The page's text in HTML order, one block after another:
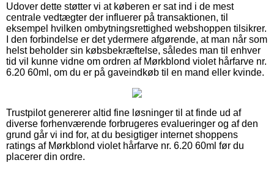
Udover dette støtter vi at køberen er sat ind i de mest
centrale vedtægter der influerer på transaktionen, til
eksempel hvilken ombytningsrettighed webshoppen tilsikrer.
I den forbindelse er det ydermere afgørende, at man når som
helst beholder sin købsbekræftelse, således man til enhver
tid vil kunne vidne om ordren af Mørkblond violet hårfarve nr.
6.20 60ml, om du er på gaveindkøb til en mand eller kvinde.
Trustpilot genererer altid fine løsninger til at finde ud af
diverse forhenværende forbrugeres evalueringer og af den
grund går vi ind for, at du besigtiger internet shoppens
ratings af Mørkblond violet hårfarve nr. 6.20 60ml før du
placerer din ordre.